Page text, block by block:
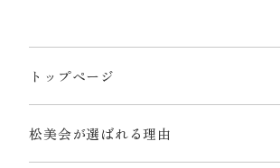
トップページ
松美会が選ばれる理由